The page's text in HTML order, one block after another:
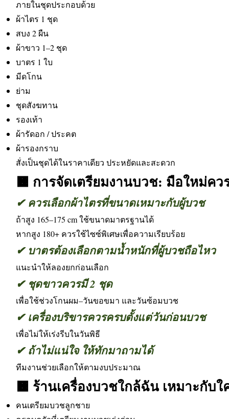
ภายในชุดประกอบด้วย
ผ้าไตร 1 ชุด
สบง 2 ผืน
ผ้าขาว 1–2 ชุด
บาตร 1 ใบ
มีดโกน
ย่าม
ชุดสังฆทาน
รองเท้า
ผ้ารัดอก / ประคต
ผ้ารองกราบ
สั่งเป็นชุดได้ในราคาเดียว ประหยัดและสะดวก
🟧 การจัดเตรียมงานบวช: มือใหม่คว
✔ ควรเลือกผ้าไตรที่ขนาดเหมาะกับผู้บวช
ถ้าสูง 165–175 cm ใช้ขนาดมาตรฐานได้
หากสูง 180+ ควรใช้ไซซ์พิเศษเพื่อความเรียบร้อย
✔ บาตรต้องเลือกตามน้ำหนักที่ผู้บวชถือไหว
แนะนำให้ลองยกก่อนเลือก
✔ ชุดขาวควรมี 2 ชุด
เพื่อใช้ช่วงโกนผม–วันขอขมา และวันซ้อมบวช
✔ เครื่องบริขารควรครบตั้งแต่วันก่อนบวช
เพื่อไม่ให้เร่งรีบในวันพิธี
✔ ถ้าไม่แน่ใจ ให้ทักมาถามได้
ทีมงานช่วยเลือกให้ตามงบประมาณ
🟧 ร้านเครื่องบวชใกล้ฉัน เหมาะกับใ
คนเตรียมบวชลูกชาย